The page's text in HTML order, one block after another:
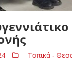
Τοπικά -